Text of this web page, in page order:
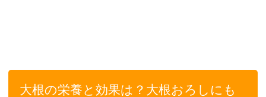
大根の栄養と効果は？大根おろしにも